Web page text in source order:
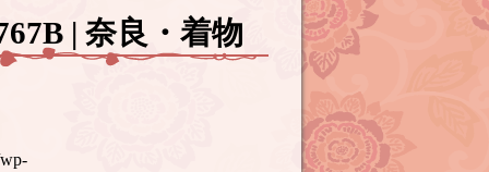
| 奈良・着物